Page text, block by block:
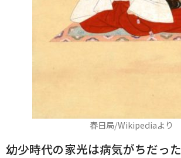
春日局/Wikipediaより
幼少時代の家光は病気がちだった